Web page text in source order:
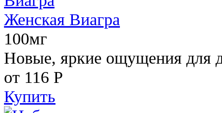
Женская Виагра
100мг
Новые, яркие ощущения для
от 116 Р
Купить